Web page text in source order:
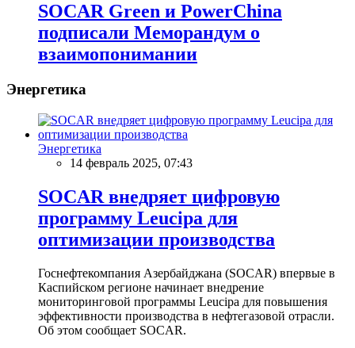
SOCAR Green и PowerChina
подписали Меморандум о
взаимопонимании
Энергетика
Энергетика
14 февраль 2025, 07:43
SOCAR внедряет цифровую
программу Leucipa для
оптимизации производства
Госнефтекомпания Азербайджана (SOCAR) впервые в
Каспийском регионе начинает внедрение
мониторинговой программы Leucipa для повышения
эффективности производства в нефтегазовой отрасли.
Об этом сообщает SOCAR.